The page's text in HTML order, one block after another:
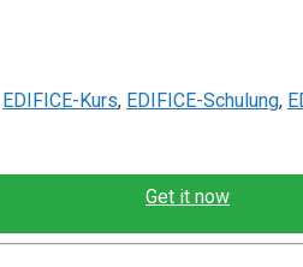
EDIFICE-Kurs, EDIFICE-Schulung,
Get it now